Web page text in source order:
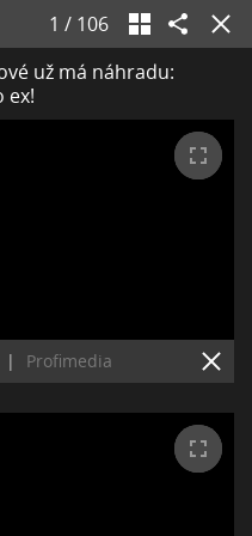
1 / 106
už má náhradu:
ex!
| Profimedia